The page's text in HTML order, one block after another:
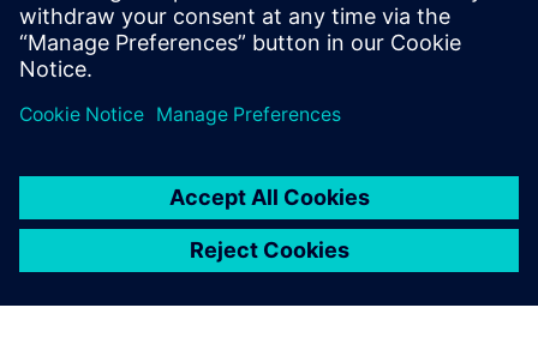
Naročite se